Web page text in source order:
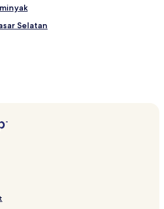
Selatan
Siloam
di Legian
di Denpasar